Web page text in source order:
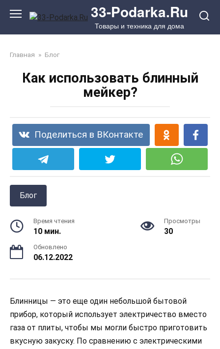
33-Podarka.Ru
Товары и техника для дома
Главная » Блог
Как использовать блинный
мейкер?
Поделиться в ВКонтакте
Блог
Время чтения
10 мин.
Просмотры
30
Обновлено
06.12.2022
Блинницы — это еще один небольшой бытовой
прибор, который использует электричество вместо
газа от плиты, чтобы мы могли быстро приготовить
вкусную закуску. По сравнению с электрическими